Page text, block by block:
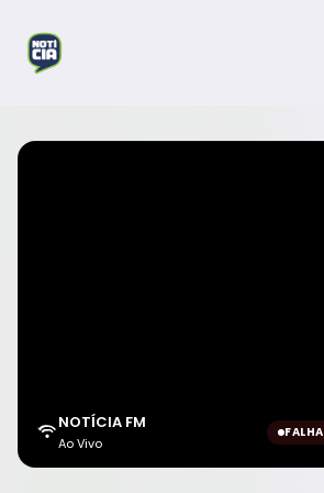
Aguardando sinal...
NOTÍCIA FM
Ao Vivo
FALHA